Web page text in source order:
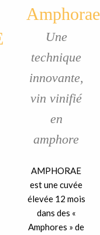
Amphorae
Une
technique
innovante,
vin vinifié
en
amphore
AMPHORAE
est une cuvée
élevée 12 mois
dans des «
Amphores » de